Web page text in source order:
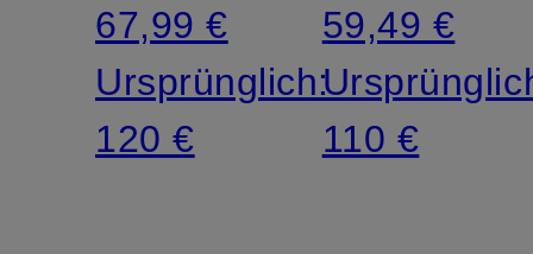
67,99 €
Ursprünglich:
120 €
59,49 €
110 €